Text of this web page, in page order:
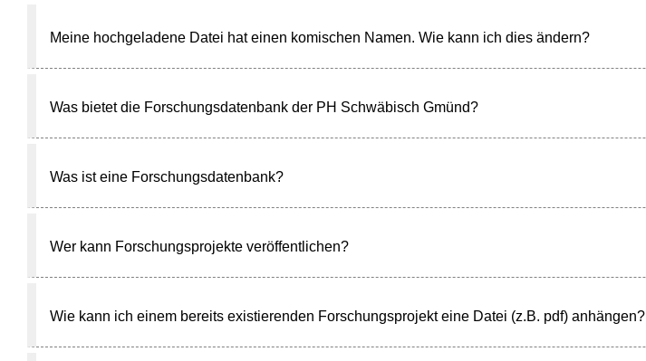
Meine hochgeladene Datei hat einen komischen Namen. Wie kann ich dies ändern?
Was bietet die Forschungsdatenbank der PH Schwäbisch Gmünd?
Was ist eine Forschungsdatenbank?
Wer kann Forschungsprojekte veröffentlichen?
Wie kann ich einem bereits existierenden Forschungsprojekt eine Datei (z.B. pdf) anhängen?